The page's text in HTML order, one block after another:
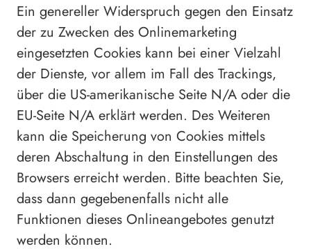
Ein genereller Widerspruch gegen den Einsatz
der zu Zwecken des Onlinemarketing
eingesetzten Cookies kann bei einer Vielzahl
der Dienste, vor allem im Fall des Trackings,
über die US-amerikanische Seite N/A oder die
EU-Seite N/A erklärt werden. Des Weiteren
kann die Speicherung von Cookies mittels
deren Abschaltung in den Einstellungen des
Browsers erreicht werden. Bitte beachten Sie,
dass dann gegebenenfalls nicht alle
Funktionen dieses Onlineangebotes genutzt
werden können.